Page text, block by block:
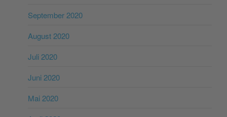
September 2020
August 2020
Juli 2020
Juni 2020
Mai 2020